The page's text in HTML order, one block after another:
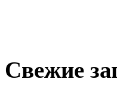
Свежие